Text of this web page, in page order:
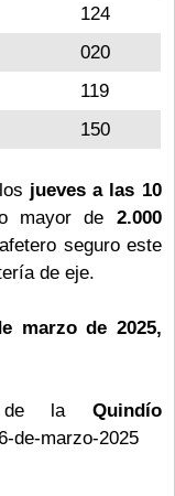
124
020
119
150
jueves a las 10
mayor de 2.000
seguro este
de eje.
marzo de 2025,
de la Quindío
de-marzo-2025